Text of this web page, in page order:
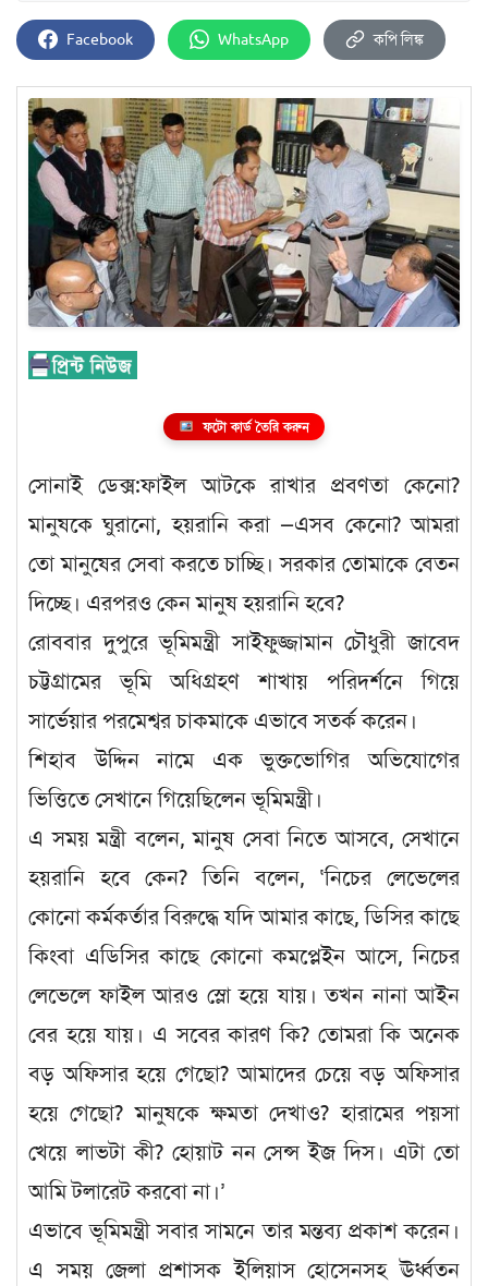
Facebook WhatsApp কপি লিঙ্ক
ফটো কার্ড তৈরি করুন
সোনাই ডেক্স:ফাইল আটকে রাখার প্রবণতা কেনো?
মানুষকে ঘুরানো, হয়রানি করা —এসব কেনো? আমরা
তো মানুষের সেবা করতে চাচ্ছি। সরকার তোমাকে বেতন
দিচ্ছে। এরপরও কেন মানুষ হয়রানি হবে?
রোববার দুপুরে ভূমিমন্ত্রী সাইফুজ্জামান চৌধুরী জাবেদ
চট্টগ্রামের ভূমি অধিগ্রহণ শাখায় পরিদর্শনে গিয়ে
সার্ভেয়ার পরমেশ্বর চাকমাকে এভাবে সতর্ক করেন।
শিহাব উদ্দিন নামে এক ভুক্তভোগির অভিযোগের
ভিত্তিতে সেখানে গিয়েছিলেন ভূমিমন্ত্রী।
এ সময় মন্ত্রী বলেন, মানুষ সেবা নিতে আসবে, সেখানে
হয়রানি হবে কেন? তিনি বলেন, ‘নিচের লেভেলের
কোনো কর্মকর্তার বিরুদ্ধে যদি আমার কাছে, ডিসির কাছে
কিংবা এডিসির কাছে কোনো কমপ্লেইন আসে, নিচের
লেভেলে ফাইল আরও স্লো হয়ে যায়। তখন নানা আইন
বের হয়ে যায়। এ সবের কারণ কি? তোমরা কি অনেক
বড় অফিসার হয়ে গেছো? আমাদের চেয়ে বড় অফিসার
হয়ে গেছো? মানুষকে ক্ষমতা দেখাও? হারামের পয়সা
খেয়ে লাভটা কী? হোয়াট নন সেন্স ইজ দিস। এটা তো
আমি টলারেট করবো না।’
এভাবে ভূমিমন্ত্রী সবার সামনে তার মন্তব্য প্রকাশ করেন।
এ সময় জেলা প্রশাসক ইলিয়াস হোসেনসহ ঊর্ধ্বতন